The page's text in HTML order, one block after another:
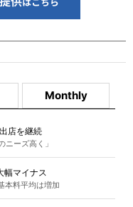
Monthly
店を継続
ニーズ高く」
幅マイナス
本料平均は増加